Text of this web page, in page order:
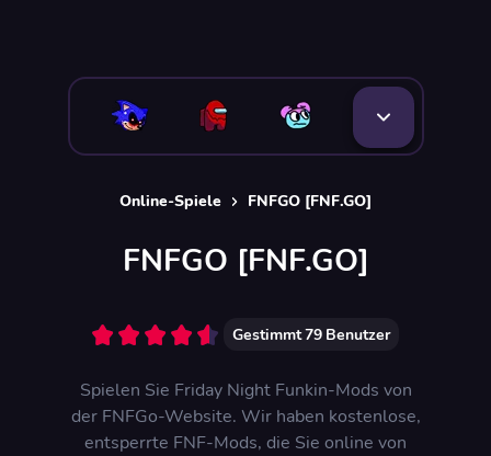
Online-Spiele FNFGO [FNF.GO]
FNFGO [FNF.GO]
Gestimmt79 Benutzer
Spielen Sie Friday Night Funkin-Mods von
der FNFGo-Website. Wir haben kostenlose,
entsperrte FNF-Mods, die Sie online von